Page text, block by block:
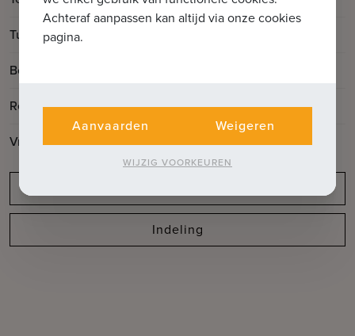
Tuinoppervlakte
Bouwjaar
Renovatiejaar
2025
Vrij op
Vanaf akte
Indeling
Achteraf aanpassen kan altijd via onze cookies
pagina.
Aanvaarden Weigeren
WIJZIG VOORKEUREN